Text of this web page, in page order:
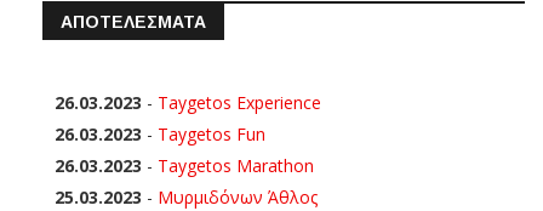
ΑΠΟΤΕΛΕΣΜΑΤΑ
26.03.2023 - Taygetos Experience
26.03.2023 - Taygetos Fun
26.03.2023 - Taygetos Marathon
25.03.2023 - Μυρμιδόνων Άθλος